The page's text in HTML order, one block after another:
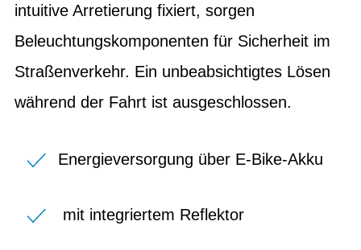
intuitive Arretierung fixiert, sorgen
Beleuchtungskomponenten für Sicherheit im
Straßenverkehr. Ein unbeabsichtigtes Lösen
während der Fahrt ist ausgeschlossen.
Energieversorgung über E-Bike-Akku
mit integriertem Reflektor